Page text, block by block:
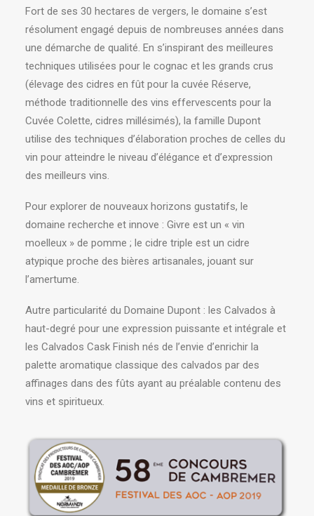
Fort de ses 30 hectares de vergers, le domaine s’est
résolument engagé depuis de nombreuses années dans
une démarche de qualité. En s’inspirant des meilleures
techniques utilisées pour le cognac et les grands crus
(élevage des cidres en fût pour la cuvée Réserve,
méthode traditionnelle des vins effervescents pour la
Cuvée Colette, cidres millésimés), la famille Dupont
utilise des techniques d’élaboration proches de celles du
vin pour atteindre le niveau d’élégance et d’expression
des meilleurs vins.
Pour explorer de nouveaux horizons gustatifs, le
domaine recherche et innove : Givre est un « vin
moelleux » de pomme ; le cidre triple est un cidre
atypique proche des bières artisanales, jouant sur
l’amertume.
Autre particularité du Domaine Dupont : les Calvados à
haut-degré pour une expression puissante et intégrale et
les Calvados Cask Finish nés de l’envie d’enrichir la
palette aromatique classique des calvados par des
affinages dans des fûts ayant au préalable contenu des
vins et spiritueux.